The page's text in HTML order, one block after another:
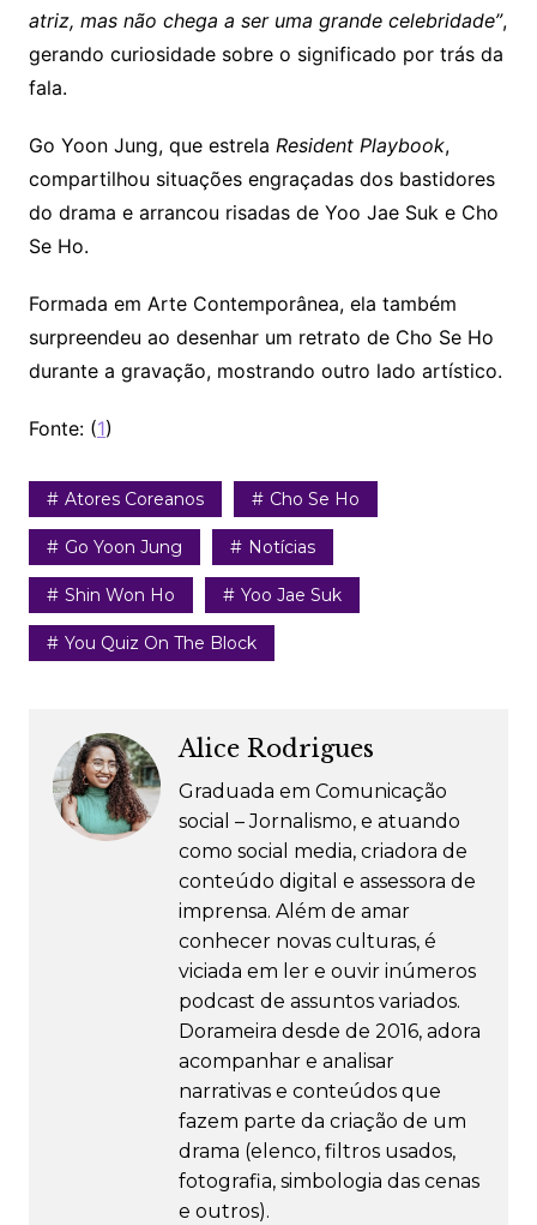
atriz, mas não chega a ser uma grande celebridade”,
gerando curiosidade sobre o significado por trás da
fala.
Go Yoon Jung, que estrela Resident Playbook,
compartilhou situações engraçadas dos bastidores
do drama e arrancou risadas de Yoo Jae Suk e Cho
Se Ho.
Formada em Arte Contemporânea, ela também
surpreendeu ao desenhar um retrato de Cho Se Ho
durante a gravação, mostrando outro lado artístico.
Fonte: (1)
Atores Coreanos Cho Se Ho
Go Yoon Jung Notícias
Shin Won Ho Yoo Jae Suk
You Quiz On The Block
Alice Rodrigues
Graduada em Comunicação
social – Jornalismo, e atuando
como social media, criadora de
conteúdo digital e assessora de
imprensa. Além de amar
conhecer novas culturas, é
viciada em ler e ouvir inúmeros
podcast de assuntos variados.
Dorameira desde de 2016, adora
acompanhar e analisar
narrativas e conteúdos que
fazem parte da criação de um
drama (elenco, filtros usados,
fotografia, simbologia das cenas
e outros).